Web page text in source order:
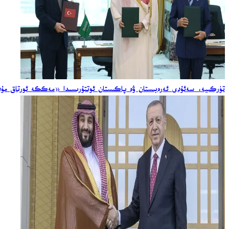
تۈركىيە، سەئۇدى ئەرەبىستان ۋە پاكىستان ئوتتۇرىسىدا «مەككە ئورتاق